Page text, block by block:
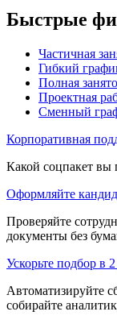
Быстрые
Частичная
Гибкий
Полная
Проектная
Сменный
Корпоративная
Какой соцпакет вы
Оформляйте
Проверяйте
документы без
Ускорьте подбор в
Автоматизируйте
собирайте